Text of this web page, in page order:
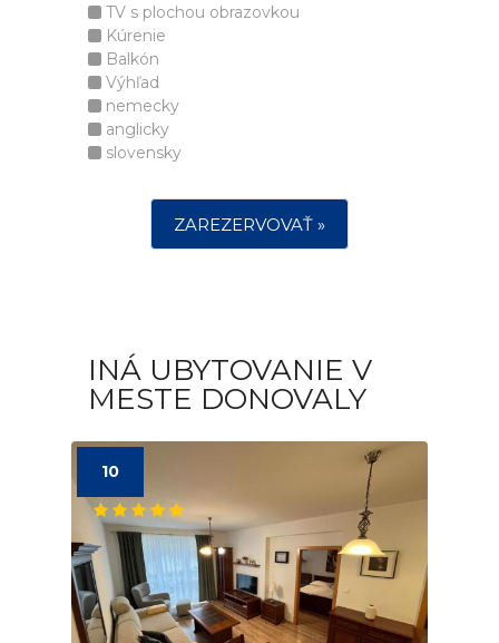
TV s plochou obrazovkou
Kúrenie
Balkón
Výhľad
nemecky
anglicky
slovensky
ZAREZERVOVAŤ »
INÁ UBYTOVANIE V
MESTE DONOVALY
10